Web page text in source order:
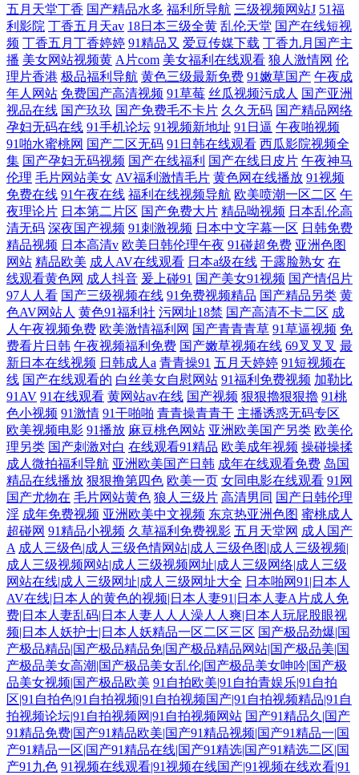
五月天堂丁香 国产精品水多 福利所导航 三级视频网站J 51福
利影院 丁香五月天av 18日本三级全黄 乱伦天堂 国产在线短视
频 丁香五月丁香婷婷 91精品又 爱豆传媒下载 丁香九月国产主
播 美女网站视频黄 A片com 美女福利在线观看 狼人激情网 伦
理片香港 极品福利导航 黄色三级最新免费 91嫩草国产 午夜成
年人网站 免费国产高清视频 91草莓 丝瓜视频污成人 国产亚洲
视品在线 国产玖玖 国产免费毛不卡片 久久无码 国产精品网络
孕妇无码在线 91手机论坛 91视频新地址 91日逼 午夜啪视频
91啪水蜜桃网 国产二区无码 91日韩在线观看 西瓜影院视频全
集 国产孕妇无码视频 国产在线福利 国产在线日皮片 午夜神马
伦理 毛片网站美女 AV福利激情毛片 黄色网在线播放 91视频
免费在线 91午夜在线 福利在线视频导航 欧美喷潮一区二区 午
夜理论片 日本第二片区 国产免费大片 精品呦视频 日本乱伦高
清无码 深夜国产视频 91刺激视频 日本中文字幕一区 日韩免费
精品视频 日本高清v 欧美日韩伦理午夜 91碰超免费 亚洲色图
网站 精品欧美 成人AV在线观看 日本a级在线 干露脸熟女 在
线观看黄色网 成人抖音 爰上碰91 国产美女91视频 国产情侣片
97人人看 国产三级视频在线 91免费视频精品 国产精品另类 黄
色AV网站人 黄色91福利社 污网址18禁 国产高清不卡二区 成
人午夜视频免费 欧美激情福利网 国产青青青草 91草逼视频 免
费看片日韩 午夜视频福利免费 国产嫩草视频在线 69叉叉叉 最
新日本在线视频 日韩成人a 青青操91 五月天婷婷 91短视频在
线 国产在线观看的 白丝美女自慰网站 91福利免费视频 加勒比
91AV 91在线观看 黄网站av在线 国产视频 狠狠擼狠狠擼 91桃
色小视频 91激情 91干啪啪 青青操青青干 主播诱惑无码专区
欧美视频电影 91播放 麻豆桃色网站 亚洲欧美国产另类 欧美伦
理另类 国产刺激对白 在线观看91精品 欧美成年视频 操碰操揉
成人微拍福利导航 亚洲欧美国产日韩 成年在线观看免费 岛国
精品在线播放 狠狠撸第四色 欧美一页 女同电影在线观看 91网
国产尤物在 毛片网站黄色 狼人三级片 高清男同 国产日韩伦理
淫 成年免费视频 亚洲欧美中文视频 东京热亚洲色图 蜜桃成人
超碰网 91精品小视频 久草福利免费视影 五月天堂网 成人国产
A 成人三级色|成人三级色情网站|成人三级色图|成人三级视频|
成人三级视频网站|成人三级视频网址|成人三级网络|成人三级
网站在线|成人三级网址|成人三级网址大全 日本啪网91|日本人
AV在线|日本人的黄色的视频|日本人妻91|日本人妻A片成人免
费|日本人妻乱码|日本人妻人人人澡人人爽|日本人玩屁股眼视
频|日本人妖护士|日本人妖精品一区二区三区 国产极品劲爆|国
产极品精品|国产极品精品免|国产极品精品网站|国产极品美|国
产极品美女高潮|国产极品美女乱伦|国产极品美女呻吟|国产极
品美女视频|国产极品欧美 91自拍欧美|91自拍青娱乐|91自拍
区|91自拍色|91自拍视频|91自拍视频国产|91自拍视频精品|91自
拍视频论坛|91自拍视频网|91自拍视频网站 国产91精品久|国产
91精品免费|国产91精品欧美|国产91精品视频|国产91精品一|国
产91精品一区|国产91精品在线|国产91精选|国产91精选二区|国
产91九色 91视频在线观看|91视频在线国产|91视频在线欢看|91